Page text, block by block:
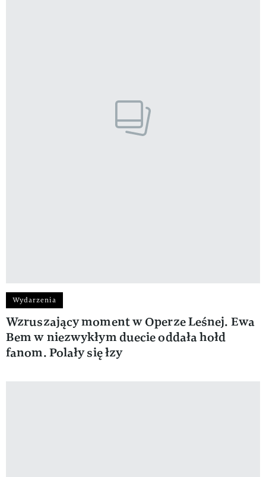
Wydarzenia
Wzruszający moment w Operze Leśnej. Ewa
Bem w niezwykłym duecie oddała hołd
fanom. Polały się łzy